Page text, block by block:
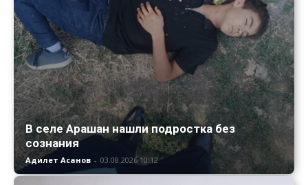
В селе Арашан нашли подростка без
сознания
Адилет Асанов - 03.08.2026 10:12